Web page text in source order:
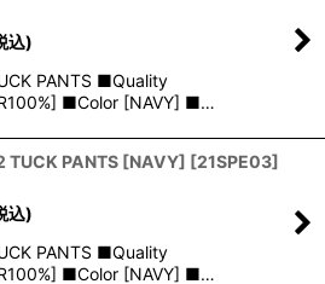
込)
PANTS ■Quality
■Color [NAVY] ■…
TUCK PANTS [NAVY] [21SPE03]
込)
PANTS ■Quality
■Color [NAVY] ■…